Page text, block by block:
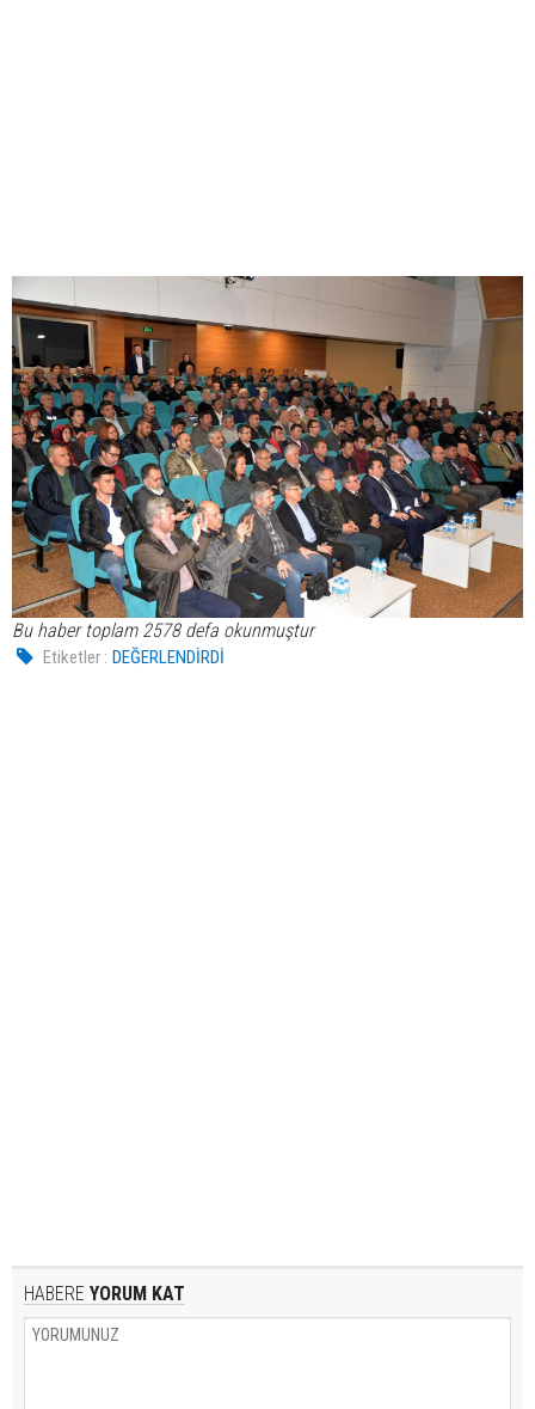
Bu haber toplam 2578 defa okunmuştur
Etiketler : DEĞERLENDİRDİ
HABERE YORUM KAT